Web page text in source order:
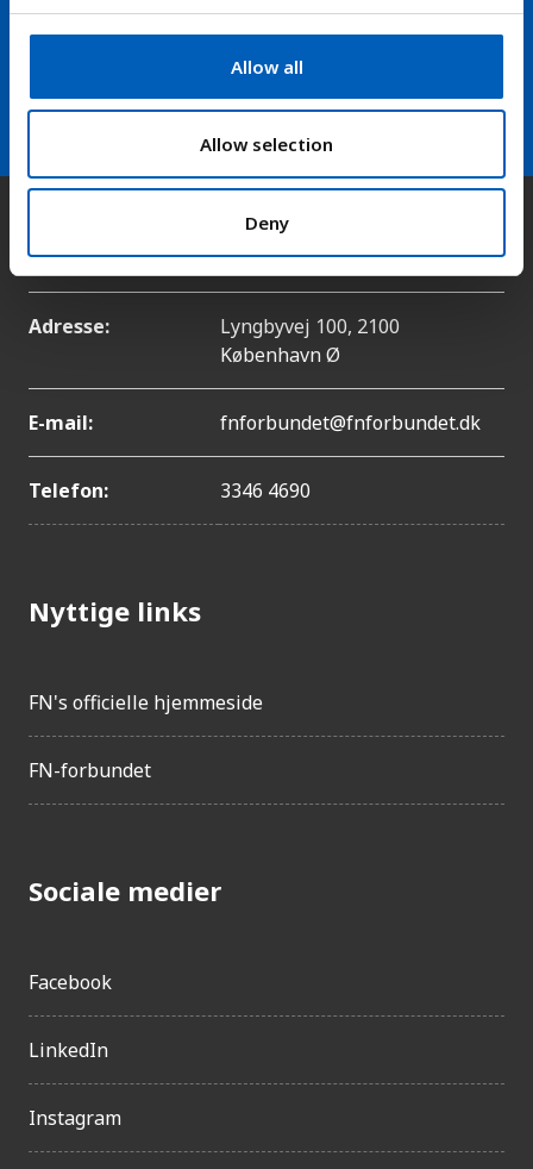
Allow all
Allow selection
Deny
fra FN-forbundet
Modtag vores nyhedsbrev
Adresse:
Lyngbyvej 100, 2100
København Ø
E-mail: fnforbundet@fnforbundet.dk
Telefon: 3346 4690
Nyttige links
FN's officielle hjemmeside
FN-forbundet
Sociale medier
Facebook
LinkedIn
Instagram